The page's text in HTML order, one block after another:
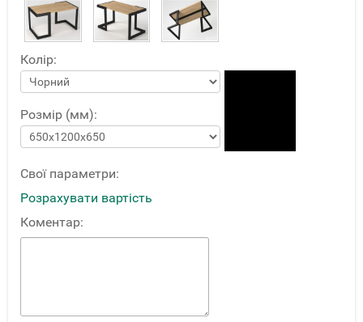
Колір:
Розмір (мм):
Свої параметри:
Розрахувати вартість
Коментар: